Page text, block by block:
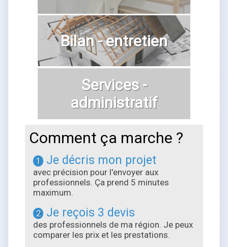
Bilan - entretien
Services -
administratif
Comment ça marche ?
1 Je décris mon projet
avec précision pour l'envoyer aux
professionnels. Ça prend 5 minutes
maximum.
2 Je reçois 3 devis
des professionnels de ma région. Je peux
comparer les prix et les prestations.